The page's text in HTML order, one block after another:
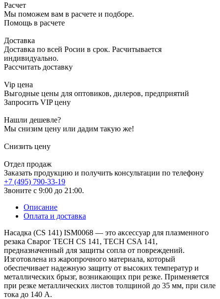
Расчет
Мы поможем вам в расчете и подборе.
Помощь в расчете
Доставка
Доставка по всей Росии в срок. Расчитывается
индивидуально.
Рассчитать доставку
Vip цена
Выгодные цены для оптовиков, дилеров, предприятий
Запросить VIP цену
Нашли дешевле?
Мы снизим цену или дадим такую же!
Снизить цену
Отдел продаж
Заказать продукцию и получить консультации по телефону
+7 (495) 790-33-19
Звоните с 9:00 до 21:00.
Описание
Оплата и доставка
Насадка (CS 141) ISM0068 — это аксессуар для плазменного
резака Сварог TECH CS 141, TECH CSA 141,
предназначенный для защиты сопла от повреждений.
Изготовлена из жаропрочного материала, который
обеспечивает надежную защиту от высоких температур и
металлических брызг, возникающих при резке. Применяется
при резке металлических листов толщиной до 35 мм, при силе
тока до 140 А.